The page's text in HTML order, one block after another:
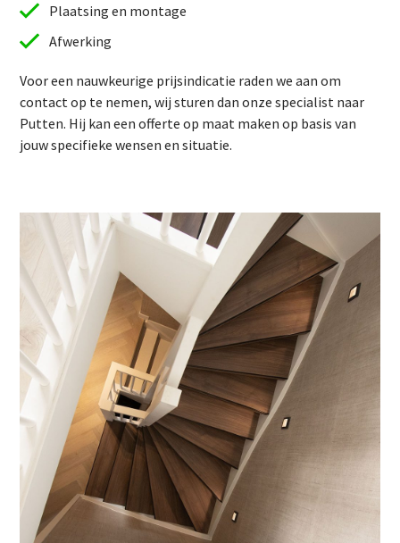
Plaatsing en montage
Afwerking
Voor een nauwkeurige prijsindicatie raden we aan om
contact op te nemen, wij sturen dan onze specialist naar
Putten. Hij kan een offerte op maat maken op basis van
jouw specifieke wensen en situatie.